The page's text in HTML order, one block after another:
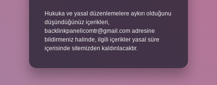
Hukuka ve yasal düzenlemelere aykırı olduğunu
düşündüğünüz içerikleri,
backlinkpanelicomtr@gmail.com adresine
bildirmeniz halinde, ilgili içerikler yasal süre
içerisinde sitemizden kaldırılacaktır.